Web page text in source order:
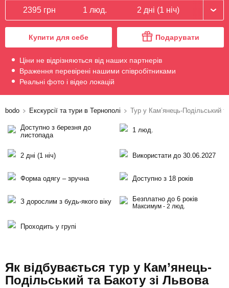
2395 грн 1 люд. 2 дні (1 ніч)
Купити для себе Подарувати
Ціни не відрізняються від наших партнерів
Враження перевірені нашими співробітниками
Реальні фото і відео локацій
bodo Екскурсії та тури в Тернополі Тур у Кам’янець-Подільський
Доступно з березня до
листопада
1 люд.
2 дні (1 ніч) Використати до 30.06.2027
Форма одягу – зручна Доступно з 18 років
З дорослим з будь-якого віку Безплатно до 6 років
Максимум - 2 люд.
Проходить у групі
Як відбувається тур у Кам’янець-
Подільський та Бакоту зі Львова